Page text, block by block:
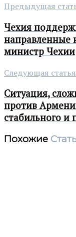
Предыдущая
Чехия
направленные
министр Чехии
Следующая статья
Ситуация,
против
стабильного и
Похожие